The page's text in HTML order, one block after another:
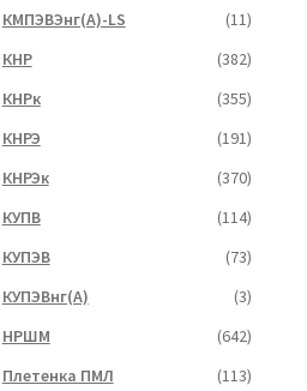
КМПЭВЭнг(А)-LS
(11)
КНР
(382)
КНРк
(355)
КНРЭ
(191)
КНРЭк
(370)
КУПВ
(114)
КУПЭВ
(73)
КУПЭВнг(А)
(3)
НРШМ
(642)
Плетенка ПМЛ
(113)